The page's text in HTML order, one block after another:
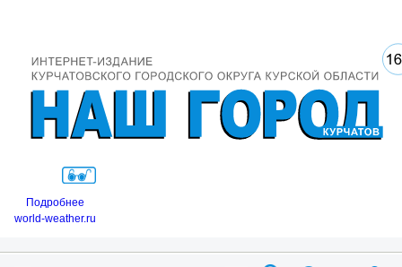
Подробнее
world-weather.ru